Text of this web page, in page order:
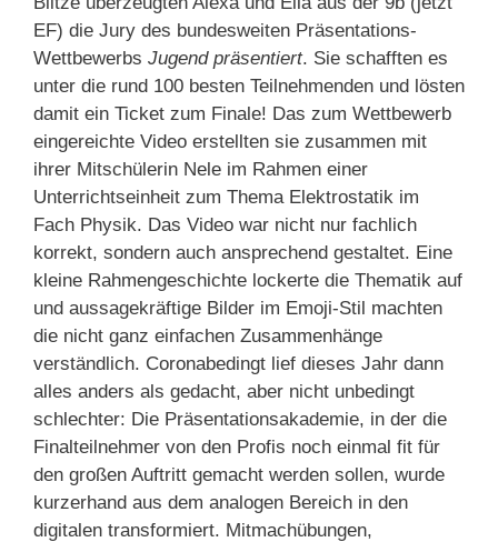
EF) die Jury des bundesweiten Präsentations-
Wettbewerbs Jugend präsentiert. Sie schafften es
unter die rund 100 besten Teilnehmenden und lösten
damit ein Ticket zum Finale! Das zum Wettbewerb
eingereichte Video erstellten sie zusammen mit
ihrer Mitschülerin Nele im Rahmen einer
Unterrichtseinheit zum Thema Elektrostatik im
Fach Physik. Das Video war nicht nur fachlich
korrekt, sondern auch ansprechend gestaltet. Eine
kleine Rahmengeschichte lockerte die Thematik auf
und aussagekräftige Bilder im Emoji-Stil machten
die nicht ganz einfachen Zusammenhänge
verständlich. Coronabedingt lief dieses Jahr dann
alles anders als gedacht, aber nicht unbedingt
schlechter: Die Präsentationsakademie, in der die
Finalteilnehmer von den Profis noch einmal fit für
den großen Auftritt gemacht werden sollen, wurde
kurzerhand aus dem analogen Bereich in den
digitalen transformiert. Mitmachübungen,